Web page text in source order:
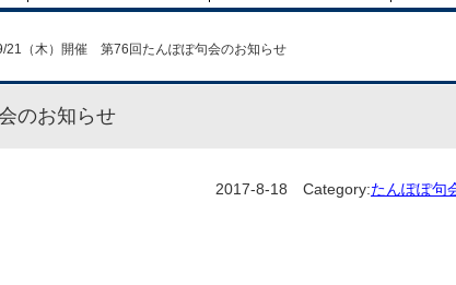
21（木）開催 第76回たんぽぽ句会のお知らせ
のお知らせ
2017-8-18 Category:たんぽぽ句